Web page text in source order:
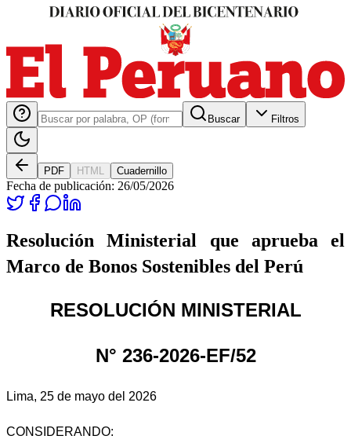
Buscar Filtros
PDF HTML Cuadernillo
Fecha de publicación: 26/05/2026
Resolución Ministerial que aprueba el
Marco de Bonos Sostenibles del Perú
RESOLUCIÓN MINISTERIAL
N° 236-2026-EF/52
Lima, 25 de mayo del 2026
CONSIDERANDO: